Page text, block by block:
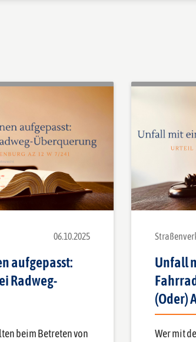
06.10.2025
aufgepasst:
Radweg-
beim Betreten von
Unfall
(Oder)
Wer mit